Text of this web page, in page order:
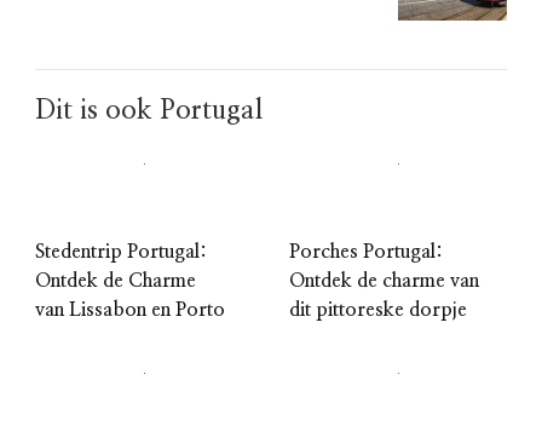
Dit is ook Portugal
Stedentrip Portugal:
Ontdek de Charme
van Lissabon en Porto
Porches Portugal:
Ontdek de charme van
dit pittoreske dorpje